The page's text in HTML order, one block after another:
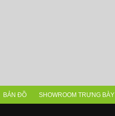
BẢN ĐỒ SHOWROOM TRƯNG BÀY